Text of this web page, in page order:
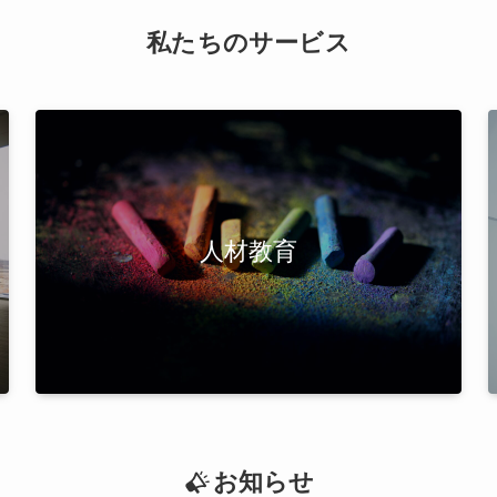
私たちのサービス
人材教育
お知らせ